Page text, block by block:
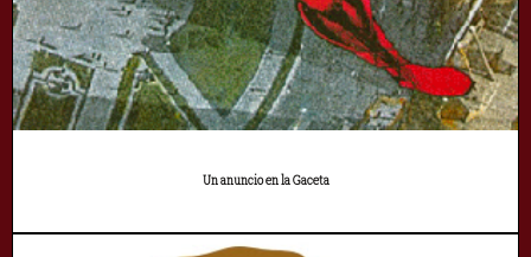
Un anuncio en la Gaceta